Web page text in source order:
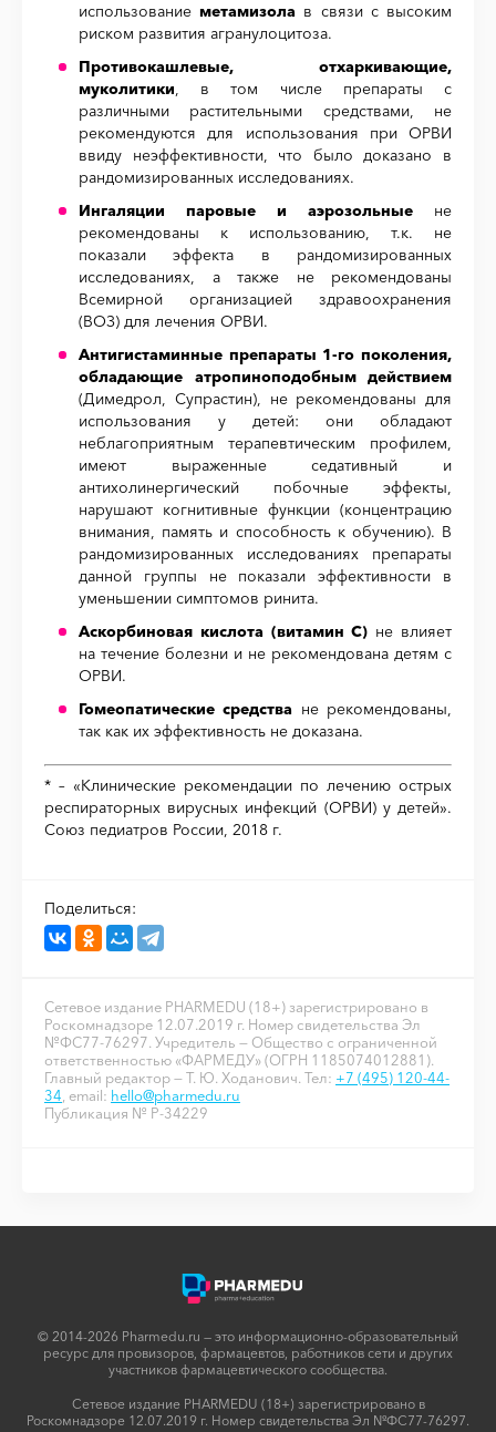
использованиеметамизола в связи с высоким
риском развития агранулоцитоза.
Противокашлевые, отхаркивающие,
муколитики, в том числе препараты с
различными растительными средствами, не
рекомендуются для использования при ОРВИ
ввиду неэффективности, что было доказано в
рандомизированных исследованиях.
Ингаляции паровые и аэрозольные не
рекомендованы к использованию, т.к. не
показали эффекта в рандомизированных
исследованиях, а также не рекомендованы
Всемирной организацией здравоохранения
(ВОЗ) для лечения ОРВИ.
Антигистаминные препараты 1-го поколения,
обладающие атропиноподобным действием
(Димедрол, Супрастин), не рекомендованы для
использования у детей: они обладают
неблагоприятным терапевтическим профилем,
имеют выраженные седативный и
антихолинергический побочные эффекты,
нарушают когнитивные функции (концентрацию
внимания, память и способность к обучению). В
рандомизированных исследованиях препараты
данной группы не показали эффективности в
уменьшении симптомов ринита.
Аскорбиновая кислота (витамин С) не влияет
на течение болезни и не рекомендована детям с
ОРВИ.
Гомеопатические средства не рекомендованы,
так как их эффективность не доказана.
* – «Клинические рекомендации по лечению острых
респираторных вирусных инфекций (ОРВИ) у детей».
Союз педиатров России, 2018 г.
Поделиться:
Сетевое издание PHARMEDU (18+) зарегистрировано в
Роскомнадзоре 12.07.2019 г. Номер свидетельства Эл
№ФС77-76297. Учредитель — Общество с ограниченной
ответственностью «ФАРМЕДУ» (ОГРН 1185074012881).
Главный редактор — Т. Ю. Ходанович. Тел: +7 (495) 120-44-
34 , email: hello@pharmedu.ru
Публикация № P-34229
© 2014-2026 Pharmedu.ru — это информационно-образовательный
ресурс для провизоров, фармацевтов, работников сети и других
участников фармацевтического сообщества.
Сетевое издание PHARMEDU (18+) зарегистрировано в
Роскомнадзоре 12.07.2019 г. Номер свидетельства Эл №ФС77-76297.